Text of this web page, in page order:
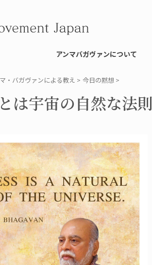
アンマバガヴァンについて
・バガヴァンによる教え > 今日の黙想 >
は宇宙の自然な法則